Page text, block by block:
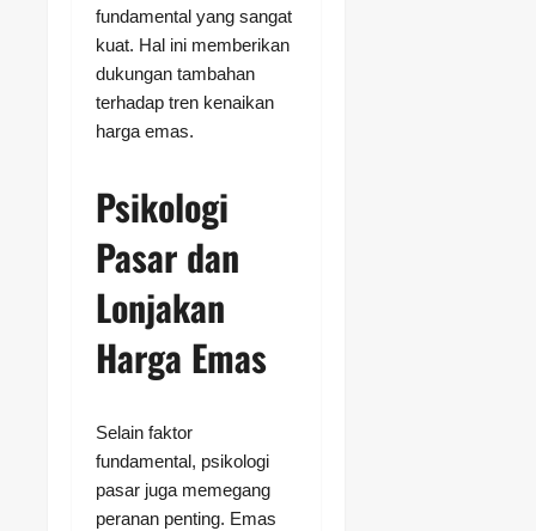
fundamental yang sangat
kuat. Hal ini memberikan
dukungan tambahan
terhadap tren kenaikan
harga emas.
Psikologi
Pasar dan
Lonjakan
Harga Emas
Selain faktor
fundamental, psikologi
pasar juga memegang
peranan penting. Emas